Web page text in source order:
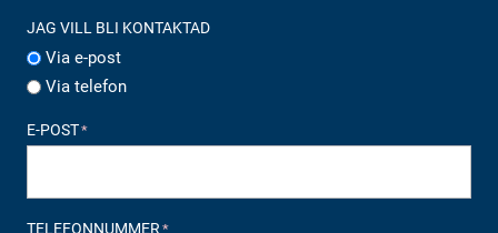
JAG VILL BLI KONTAKTAD
Via e-post
Via telefon
E-POST*
TELEFONNUMMER*